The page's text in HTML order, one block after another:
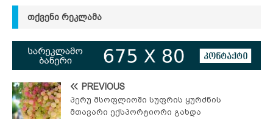
ᲗᲥᲕᲔᲜᲘ ᲠᲔᲙᲚᲐᲛᲐ
PREVIOUS
პერუ მსოფლიოში სუფრის ყურძნის
მთავარი ექსპორტიორი გახდა